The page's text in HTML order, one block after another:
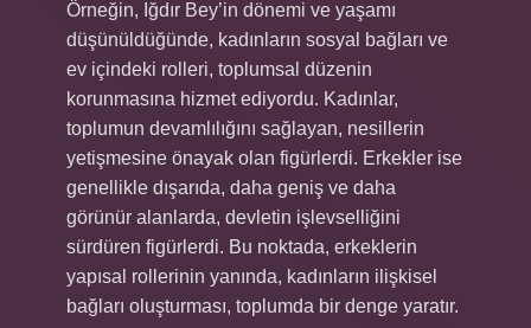
Örneğin, Iğdır Bey’in dönemi ve yaşamı
düşünüldüğünde, kadınların sosyal bağları ve
ev içindeki rolleri, toplumsal düzenin
korunmasına hizmet ediyordu. Kadınlar,
toplumun devamlılığını sağlayan, nesillerin
yetişmesine önayak olan figürlerdi. Erkekler ise
genellikle dışarıda, daha geniş ve daha
görünür alanlarda, devletin işlevselliğini
sürdüren figürlerdi. Bu noktada, erkeklerin
yapısal rollerinin yanında, kadınların ilişkisel
bağları oluşturması, toplumda bir denge yaratır.